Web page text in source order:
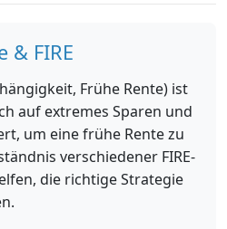
& FIRE
Frühe Rente) ist
auf extremes Sparen und
um eine frühe Rente zu
verschiedener FIRE-
die richtige Strategie